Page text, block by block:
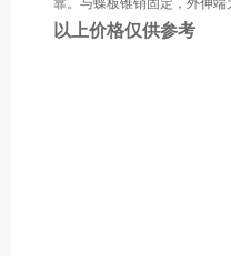
靠。与蝶板锥销固定，外伸
以上价格仅供参考